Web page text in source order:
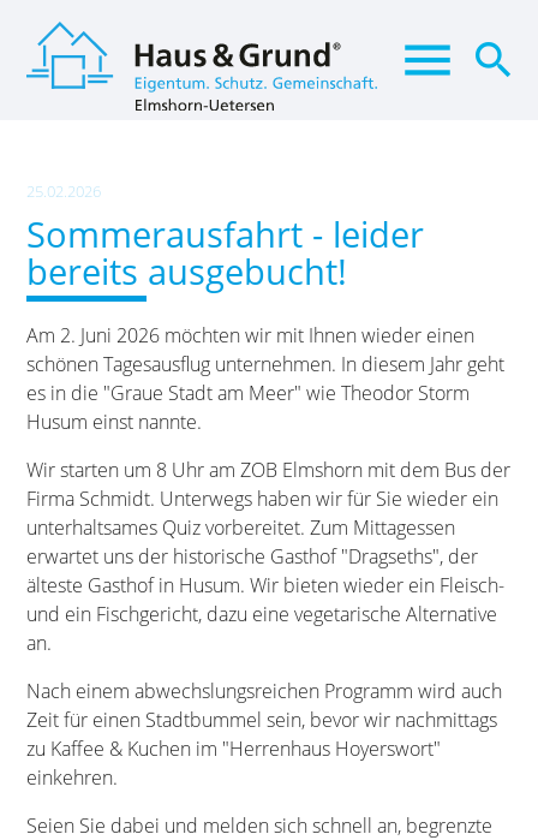
menu search
Suchbegriffe
25.02.2026
Sommerausfahrt - leider
bereits ausgebucht!
Am 2. Juni 2026 möchten wir mit Ihnen wieder einen
schönen Tagesausflug unternehmen. In diesem Jahr geht
es in die "Graue Stadt am Meer" wie Theodor Storm
Husum einst nannte.
Wir starten um 8 Uhr am ZOB Elmshorn mit dem Bus der
Firma Schmidt. Unterwegs haben wir für Sie wieder ein
unterhaltsames Quiz vorbereitet. Zum Mittagessen
erwartet uns der historische Gasthof "Dragseths", der
älteste Gasthof in Husum. Wir bieten wieder ein Fleisch-
und ein Fischgericht, dazu eine vegetarische Alternative
an.
Nach einem abwechslungsreichen Programm wird auch
Zeit für einen Stadtbummel sein, bevor wir nachmittags
zu Kaffee & Kuchen im "Herrenhaus Hoyerswort"
einkehren.
Seien Sie dabei und melden sich schnell an, begrenzte